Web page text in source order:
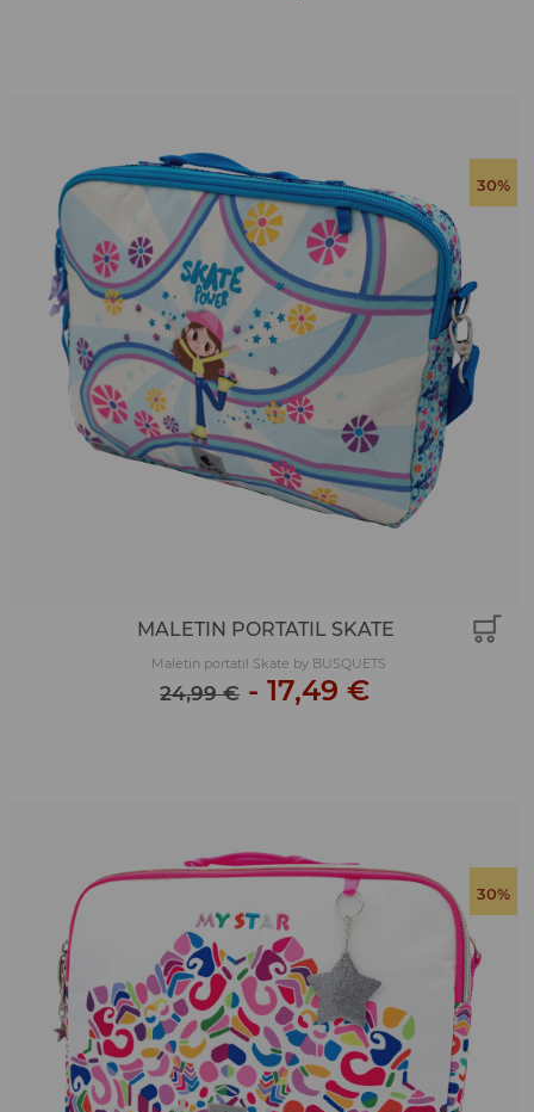
30%
MALETIN PORTATIL SKATE
Maletin portatil Skate by BUSQUETS
24,99 € - 17,49 €
30%